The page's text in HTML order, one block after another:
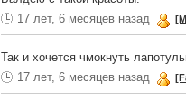
17 лет, 6 месяцев назад
Так и хочется чмокнуть
17 лет, 6 месяцев назад